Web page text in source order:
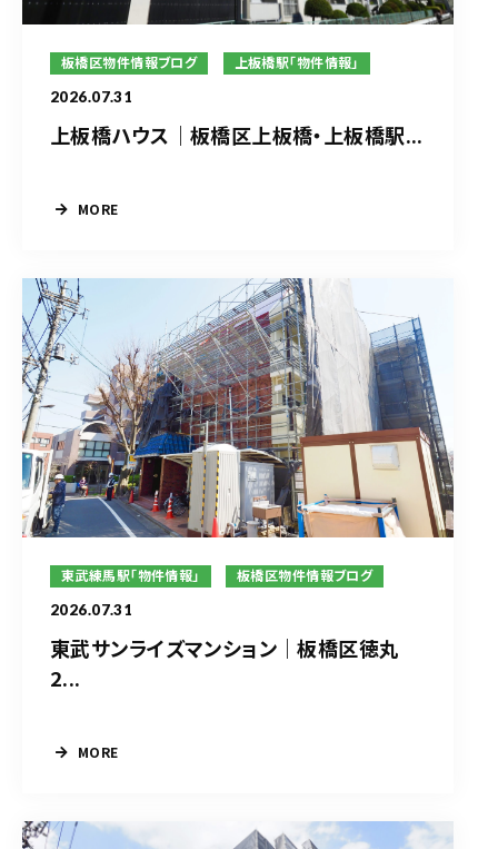
板橋区物件情報ブログ 上板橋駅「物件情報」
2026.07.31
上板橋ハウス｜板橋区上板橋・上板橋駅...
MORE
東武練馬駅「物件情報」 板橋区物件情報ブログ
2026.07.31
東武サンライズマンション｜板橋区徳丸
2...
MORE